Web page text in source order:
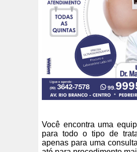
Você encontra uma
para todo o tipo de
apenas para uma